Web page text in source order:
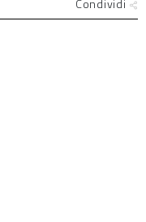
Condividi